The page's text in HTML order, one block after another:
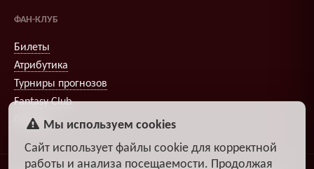
ФАН-КЛУБ
Билеты
Атрибутика
Турниры прогнозов
Fantasy Club
ОпросыМы используем cookies
Сайт использует файлы cookie для корректной
работы и анализа посещаемости. Продолжая